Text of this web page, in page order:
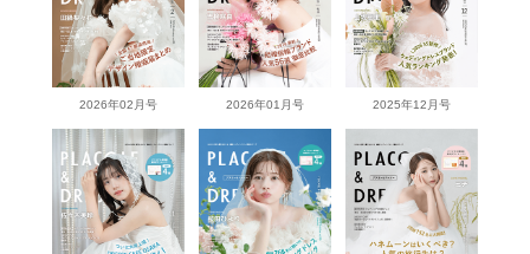
2026年02月号 2026年01月号 2025年12月号